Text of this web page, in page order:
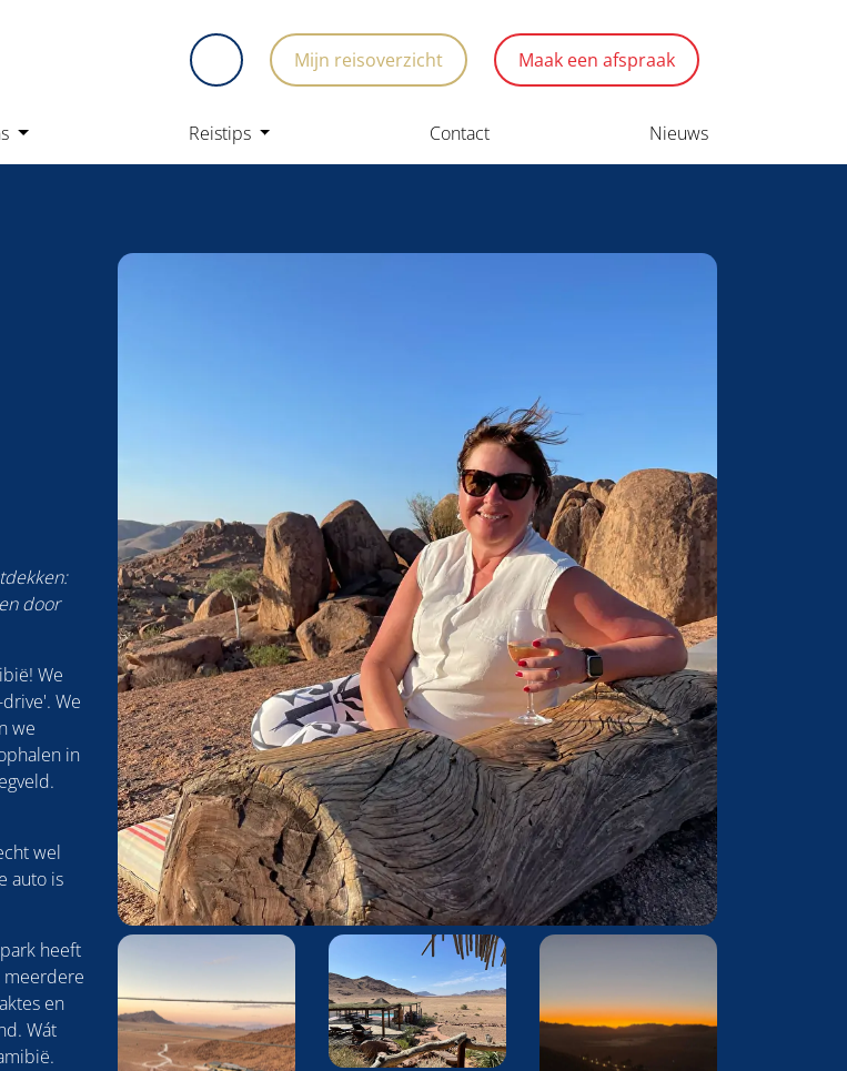
Mijn reisoverzicht
Maak een afspraak
Reistips Contact Nieuws
door
We
We
we
in
wel
auto is
heeft
meerdere
en
Wát
Foto
overslaan